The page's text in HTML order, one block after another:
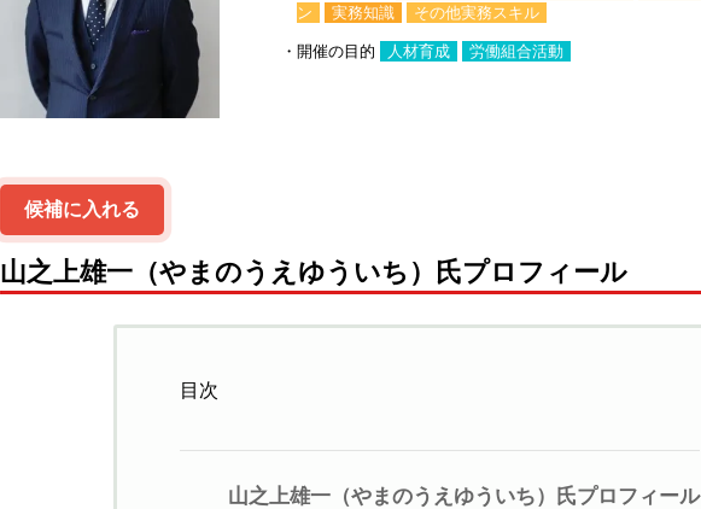
ン
実務知識 その他実務スキル
・開催の目的 人材育成 労働組合活動
候補に入れる
山之上雄一（やまのうえゆういち）氏プロフィール
目次
山之上雄一（やまのうえゆういち）氏プロフィール